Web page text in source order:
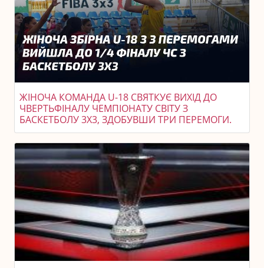
ЖІНОЧА КОМАНДА U-18 СВЯТКУЄ ВИХІД ДО
ЧВЕРТЬФІНАЛУ ЧЕМПІОНАТУ СВІТУ З
БАСКЕТБОЛУ 3X3, ЗДОБУВШИ ТРИ ПЕРЕМОГИ.